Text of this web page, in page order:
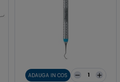
ADAUGA IN COS